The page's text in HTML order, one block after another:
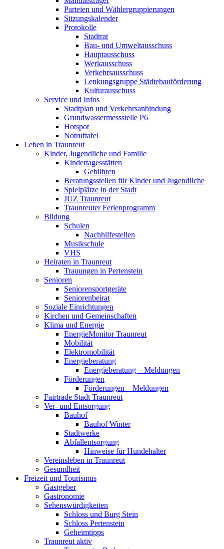
Parteien und Wählergruppierungen
Sitzungskalender
Protokolle
Stadtrat
Bau- und Umweltausschuss
Hauptausschuss
Werkausschuss
Verkehrsausschuss
Lenkungsgruppe Städtebauförderung
Kulturausschuss
Service und Infos
Stadtplan und Verkehrsanbindung
Grundwassermessstelle P6
Hotspot
Notruftafel
Leben in Traunreut
Kinder, Jugendliche und Familie
Kindertagesstätten
Gebühren
Beratungsstellen für Kinder und Jugendliche
Spielplätze in der Stadt
JUZ Traunreut
Traunreuter Ferienprogramm
Bildung
Schulen
Nachhilfestellen
Musikschule
VHS
Heiraten in Traunreut
Trauungen in Pertenstein
Senioren
Seniorensportgeräte
Seniorenbeirat
Soziale Einrichtungen
Kirchen und Gemeinschaften
Klima und Energie
EnergieMonitor Traunreut
Mobilität
Elektromobilität
Energieberatung
Energieberatung – Meldungen
Förderungen
Förderungen – Meldungen
Fairtrade Stadt Traunreut
Ver- und Entsorgung
Bauhof
Bauhof Winter
Stadtwerke
Abfallentsorgung
Hinweise für Hundehalter
Vereinsleben in Traunreut
Gesundheit
Freizeit und Tourismus
Gastgeber
Gastronomie
Sehenswürdigkeiten
Schloss und Burg Stein
Schloss Pertenstein
Geheimtipps
Traunreut aktiv